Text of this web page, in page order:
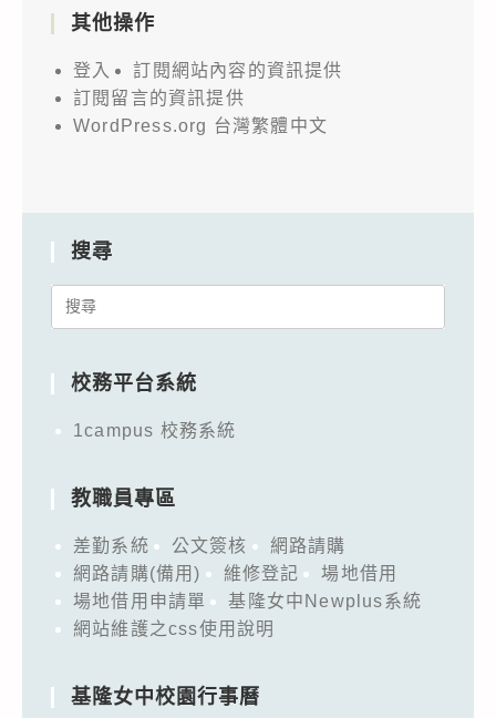
其他操作
登入
訂閱網站內容的資訊提供
訂閱留言的資訊提供
WordPress.org 台灣繁體中文
搜尋
Search
校務平台系統
1campus 校務系統
教職員專區
差勤系統 公文簽核
網路請購
網路請購(備用)
維修登記
場地借用
場地借用申請單
基隆女中Newplus系統
網站維護之css使用說明
基隆女中校園行事曆